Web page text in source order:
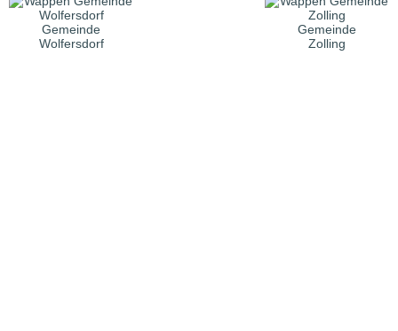
Gemeinde
Wolfersdorf
Gemeinde
Zolling